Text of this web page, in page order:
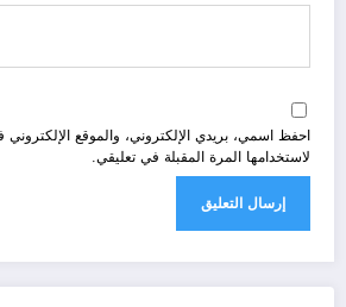
احفظ اسمي، بريدي الإلكتروني، والموقع
لاستخدامها المرة المقبلة في تعليقي.